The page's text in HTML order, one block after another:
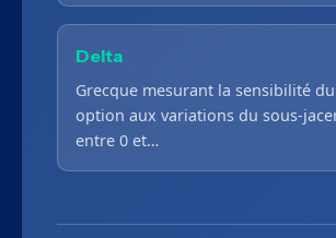
Delta
Grecque mesurant la sensibilité
option aux variations du sous-
entre 0 et…